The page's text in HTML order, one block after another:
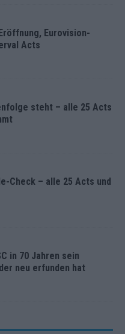
Eurovision-
Acts
steht – alle 25 Acts
Check – alle 25 Acts und
in 70 Jahren sein
neu erfunden hat